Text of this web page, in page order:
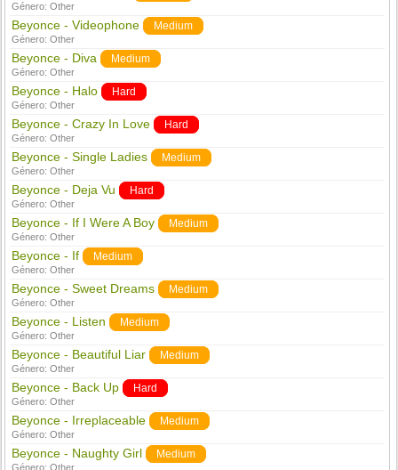
Género:Other
Beyonce - Videophone Medium
Género:Other
Beyonce - Diva Medium
Género:Other
Beyonce - Halo Hard
Género:Other
Beyonce - Crazy In Love Hard
Género:Other
Beyonce - Single Ladies Medium
Género:Other
Beyonce - Deja Vu Hard
Género:Other
Beyonce - If I Were A Boy Medium
Género:Other
Beyonce - If Medium
Género:Other
Beyonce - Sweet Dreams Medium
Género:Other
Beyonce - Listen Medium
Género:Other
Beyonce - Beautiful Liar Medium
Género:Other
Beyonce - Back Up Hard
Género:Other
Beyonce - Irreplaceable Medium
Género:Other
Beyonce - Naughty Girl Medium
Género:Other